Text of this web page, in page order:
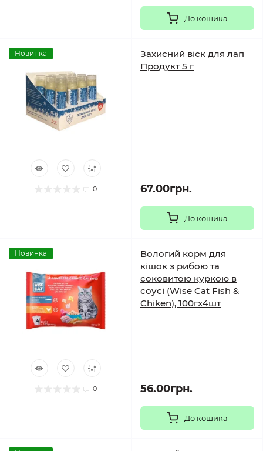
До кошика
Новинка
0
Захисний віск для лап
Продукт 5 г
67.00грн.
До кошика
Новинка
0
Вологий корм для
кішок з рибою та
соковитою куркою в
соусі (Wise Cat Fish &
Chiken), 100гх4шт
56.00грн.
До кошика